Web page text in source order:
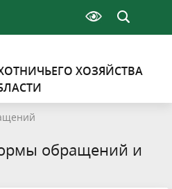
ХОЗЯЙСТВА
обращений и